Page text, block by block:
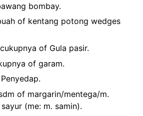
bombay.
of kentang potong wedges
of Gula pasir.
of garam.
of margarin/mentega/m.
(me: m. samin).